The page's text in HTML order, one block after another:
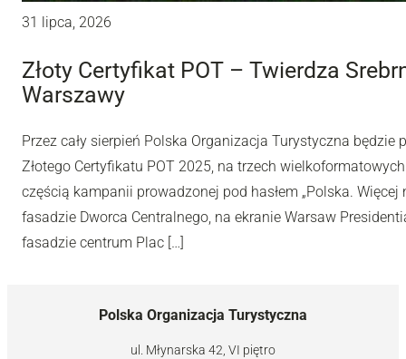
31 lipca, 2026
Złoty Certyfikat POT – Twierdza
Warszawy
Przez cały sierpień Polska Organizacja Turystyczna
Złotego Certyfikatu POT 2025, na trzech
częścią kampanii prowadzonej pod hasłem „Polska.
fasadzie Dworca Centralnego, na ekranie Warsaw
fasadzie centrum Plac […]
Polska Organizacja Turystyczna
ul. Młynarska 42, VI piętro